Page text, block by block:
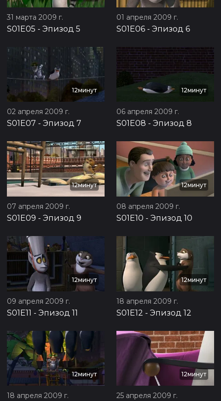
31 марта 2009 г.
S01E05 - Эпизод 5
01 апреля 2009 г.
S01E06 - Эпизод 6
12минут
02 апреля 2009 г.
S01E07 - Эпизод 7
12минут
06 апреля 2009 г.
S01E08 - Эпизод 8
12минут
07 апреля 2009 г.
S01E09 - Эпизод 9
12минут
08 апреля 2009 г.
S01E10 - Эпизод 10
12минут
09 апреля 2009 г.
S01E11 - Эпизод 11
12минут
18 апреля 2009 г.
S01E12 - Эпизод 12
12минут
18 апреля 2009 г.
12минут
25 апреля 2009 г.